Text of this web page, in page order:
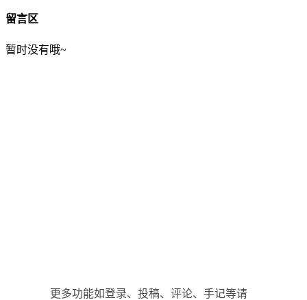
留言区
暂时没有哦~
更多功能如登录、投稿、评论、手记等请